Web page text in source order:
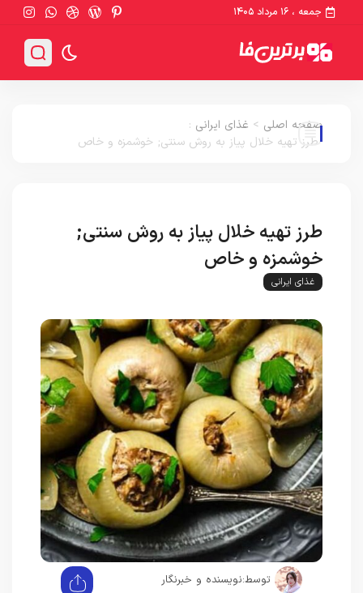
جمعه ، ۱۶ مرداد ۱۴۰۵
صفحه اصلی > غذای ایرانی
طرز تهیه خلال پیاز به روش سنتی; خوشمزه و خاص
طرز تهیه خلال پیاز به روش سنتی;
خوشمزه و خاص
غذای ایرانی
توسط: نویسنده و خبرنگار